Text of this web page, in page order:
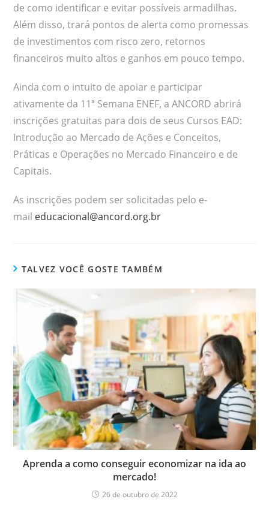
de como identificar e evitar possíveis armadilhas.
Além disso, trará pontos de alerta como promessas
de investimentos com risco zero, retornos
financeiros muito altos e ganhos em pouco tempo.
Ainda com o intuito de apoiar e participar
ativamente da 11ª Semana ENEF, a ANCORD abrirá
inscrições gratuitas para dois de seus Cursos EAD:
Introdução ao Mercado de Ações e Conceitos,
Práticas e Operações no Mercado Financeiro e de
Capitais.
As inscrições podem ser solicitadas pelo e-
mail educacional@ancord.org.br
TALVEZ VOCÊ GOSTE TAMBÉM
Aprenda a como conseguir economizar na ida ao
mercado!
26 de outubro de 2022